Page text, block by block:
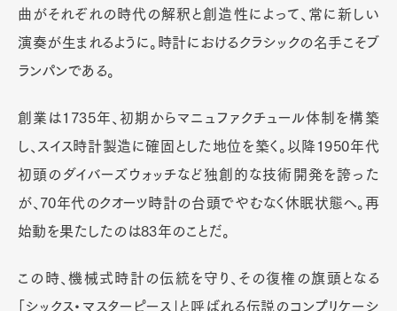
曲がそれぞれの時代の解釈と創造性によって、常に新しい
演奏が生まれるように。時計におけるクラシックの名手こそブ
ランパンである。
創業は1735年、初期からマニュファクチュール体制を構築
し、スイス時計製造に確固とした地位を築く。以降1950年代
初頭のダイバーズウォッチなど独創的な技術開発を誇った
が、70年代のクオーツ時計の台頭でやむなく休眠状態へ。再
始動を果たしたのは83年のことだ。
この時、機械式時計の伝統を守り、その復権の旗頭となる
「シックス・マスターピース」と呼ばれる伝説のコンプリケーシ